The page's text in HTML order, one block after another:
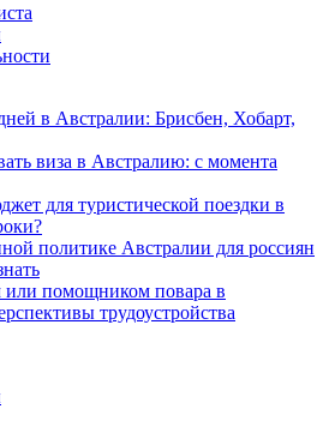
в Австралии: Брисбен, Хобарт,
виза в Австралию: с момента
для туристической поездки в
политике Австралии для россиян
или помощником повара в
трудоустройства